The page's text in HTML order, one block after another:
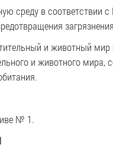
среду в
и животный
и животного
№ 1.